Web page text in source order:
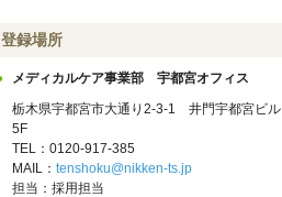
登録場所
メディカルケア事業部 宇都宮オフィス
栃木県宇都宮市大通り2-3-1 井門宇都宮ビル
5F
TEL：0120-917-385
MAIL： tenshoku@nikken-ts.jp
担当：採用担当